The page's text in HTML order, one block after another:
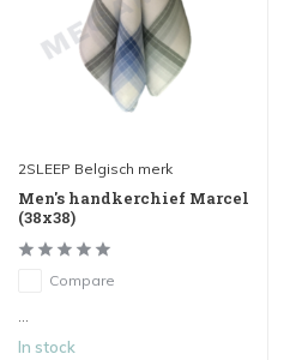
2SLEEP Belgisch merk
Men's handkerchief Marcel
(38x38)
Compare
...
In stock